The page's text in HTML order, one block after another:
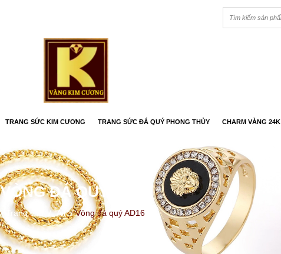
TRANG SỨC KIM CƯƠNG TRANG SỨC ĐÁ QUÝ PHONG THỦY CHARM VÀNG 24K
VÒNG ĐÁ QUÝ AD16
Trang chủ / All / Vòng đá quý AD16